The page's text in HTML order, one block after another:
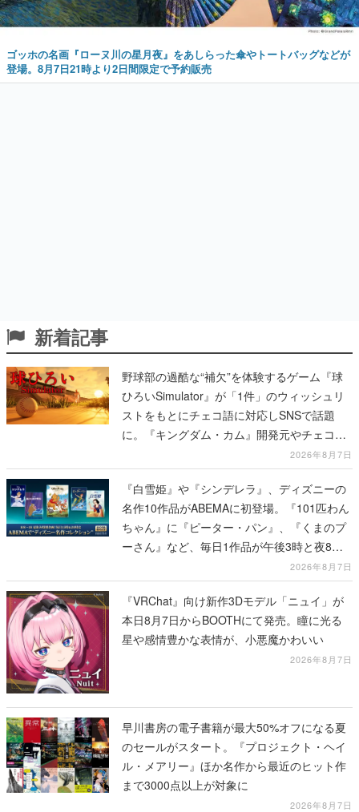
ゴッホの名画『ローヌ川の星月夜』をあしらった傘やトートバッグなどが
登場。8月7日21時より2日間限定で予約販売
新着記事
野球部の過酷な“補欠”を体験するゲーム『球
ひろいSimulator』が「1件」のウィッシュリ
ストをもとにチェコ語に対応しSNSで話題
に。『キングダム・カム』開発元やチェコの
2026年8月7日
『白雪姫』や『シンデレラ』、ディズニーの
名作10作品がABEMAに初登場。『101匹わん
ちゃん』に『ピーター・パン』、『くまのプ
ーさん』など、毎日1作品が午後3時と夜8時
2026年8月7日
『VRChat』向け新作3Dモデル「ニュイ」が
本日8月7日からBOOTHにて発売。瞳に光る
星や感情豊かな表情が、小悪魔かわいい
2026年8月7日
早川書房の電子書籍が最大50%オフになる夏
のセールがスタート。『プロジェクト・ヘイ
ル・メアリー』ほか名作から最近のヒット作
まで3000点以上が対象に
2026年8月7日